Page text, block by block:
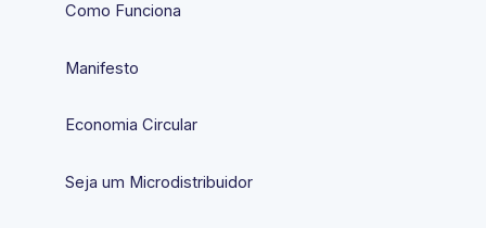
Como Funciona
Manifesto
Economia Circular
Seja um Microdistribuidor